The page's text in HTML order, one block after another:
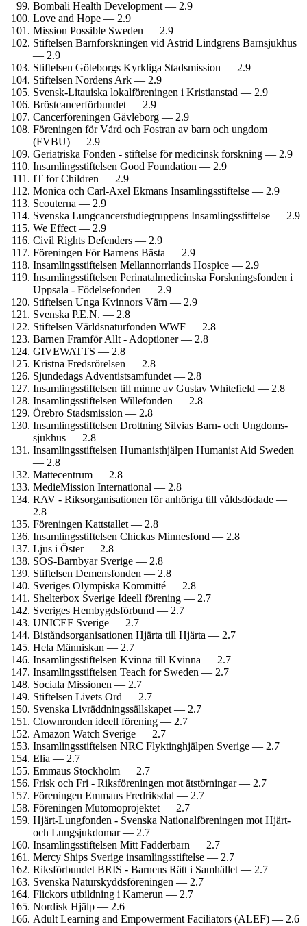
Bombali Health Development — 2.9
Love and Hope — 2.9
Mission Possible Sweden — 2.9
Stiftelsen Barn­forskningen vid Astrid Lindgrens Barn­sjukhus
— 2.9
Stiftelsen Göteborgs Kyrkliga Stads­mission — 2.9
Stiftelsen Nordens Ark — 2.9
Svensk-Litauiska lokalföreningen i Kristianstad — 2.9
Bröstcancer­förbundet — 2.9
Cancer­föreningen Gävleborg — 2.9
Föreningen för Vård och Fostran av barn och ungdom
(FVBU) — 2.9
Geriatriska Fonden - stiftelse för medicinsk forskning — 2.9
Insamlings­stiftelsen Good Foundation — 2.9
IT for Children — 2.9
Monica och Carl-Axel Ekmans Insamlings­stiftelse — 2.9
Scouterna — 2.9
Svenska Lungcancerstudie­gruppens Insamlings­stiftelse — 2.9
We Effect — 2.9
Civil Rights Defenders — 2.9
Föreningen För Barnens Bästa — 2.9
Insamlings­stiftelsen Mellannorrlands Hospice — 2.9
Insamlings­stiftelsen Perinatal­medicinska Forsknings­fonden i
Uppsala - Födelsefonden — 2.9
Stiftelsen Unga Kvinnors Värn — 2.9
Svenska P.E.N. — 2.8
Stiftelsen Världsnaturfonden WWF — 2.8
Barnen Framför Allt - Adoptioner — 2.8
GIVEWATTS — 2.8
Kristna Fredsrörelsen — 2.8
Sjundedags Adventist­samfundet — 2.8
Insamlings­stiftelsen till minne av Gustav Whitefield — 2.8
Insamlings­stiftelsen Willefonden — 2.8
Örebro Stadsmission — 2.8
Insamlings­stiftelsen Drottning Silvias Barn- och Ungdoms­
sjukhus — 2.8
Insamlings­stiftelsen Humanist­hjälpen Humanist Aid Sweden
— 2.8
Mattecentrum — 2.8
MedieMission International — 2.8
RAV - Riksorganisationen för anhöriga till våldsdödade —
2.8
Föreningen Kattstallet — 2.8
Insamlings­stiftelsen Chickas Minnesfond — 2.8
Ljus i Öster — 2.8
SOS-Barnbyar Sverige — 2.8
Stiftelsen Demensfonden — 2.8
Sveriges Olympiska Kommitté — 2.8
Shelterbox Sverige Ideell förening — 2.7
Sveriges Hembygds­förbund — 2.7
UNICEF Sverige — 2.7
Bistånds­organisationen Hjärta till Hjärta — 2.7
Hela Människan — 2.7
Insamlings­stiftelsen Kvinna till Kvinna — 2.7
Insamlings­stiftelsen Teach for Sweden — 2.7
Sociala Missionen — 2.7
Stiftelsen Livets Ord — 2.7
Svenska Livräddningssällskapet — 2.7
Clownronden ideell förening — 2.7
Amazon Watch Sverige — 2.7
Insamlings­stiftelsen NRC Flyktinghjälpen Sverige — 2.7
Elia — 2.7
Emmaus Stockholm — 2.7
Frisk och Fri - Riksföreningen mot ätstörningar — 2.7
Föreningen Emmaus Fredriksdal — 2.7
Föreningen Mutomoprojektet — 2.7
Hjärt-Lungfonden - Svenska National­föreningen mot Hjärt-
och Lung­sjukdomar — 2.7
Insamlings­stiftelsen Mitt Fadderbarn — 2.7
Mercy Ships Sverige insamlings­stiftelse — 2.7
Riksförbundet BRIS - Barnens Rätt i Samhället — 2.7
Svenska Naturskydds­föreningen — 2.7
Flickors utbildning i Kamerun — 2.7
Nordisk Hjälp — 2.6
Adult Learning and Empowerment Faciliators (ALEF) — 2.6